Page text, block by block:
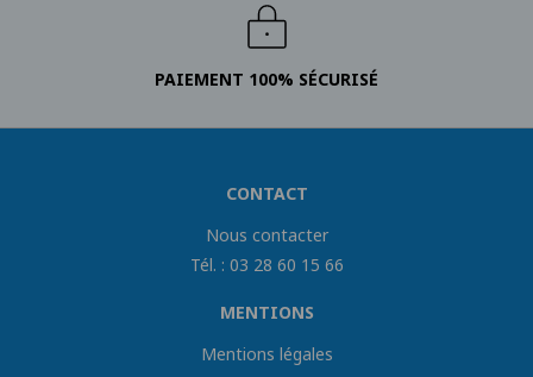
PAIEMENT 100% SÉCURISÉ
CONTACT
Nous contacter
Tél. : 03 28 60 15 66
MENTIONS
Mentions légales